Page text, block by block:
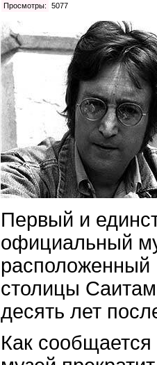
Просмотры:
5077
Первый и
официальный
расположенный
столицы
десять лет
Как